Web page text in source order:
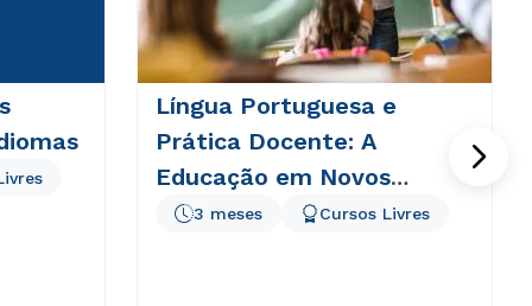
Língua Portuguesa e
Prática Docente: A
Educação em Novos
Tempos e Espaços
3 meses Cursos Livres